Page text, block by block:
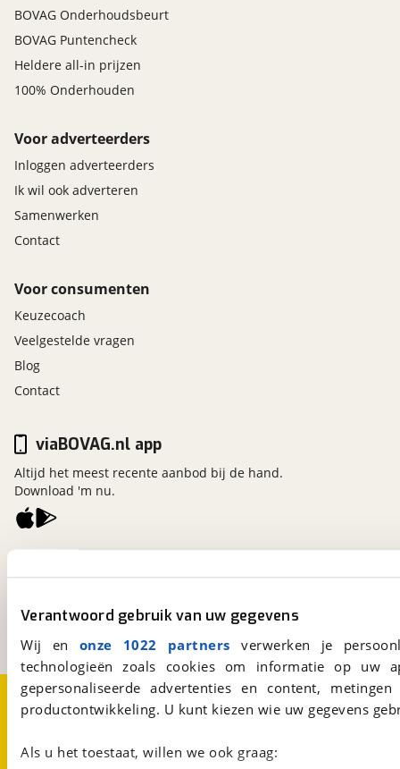
Verantwoord gebruik van uw gegevens
Wij en onze 1022 partners verwerken je
technologieën zoals cookies om informatie op
gepersonaliseerde advertenties en content,
productontwikkeling. U kunt kiezen wie uw gegevens
Als u het toestaat, willen we ook graag:
BOVAG Onderhoudsbeurt
BOVAG Puntencheck
Heldere all-in prijzen
100% Onderhouden
Voor adverteerders
Inloggen adverteerders
Ik wil ook adverteren
Samenwerken
Contact
Voor consumenten
Keuzecoach
Veelgestelde vragen
Blog
Contact
Een initiatief van
viaBOVAG.nl app
Altijd het meest recente aanbod bij de hand.
Download 'm nu.
Over viaBOVAG.nlDisclaimer- en Privacyverklaring
CookievoorkeurenVacatures